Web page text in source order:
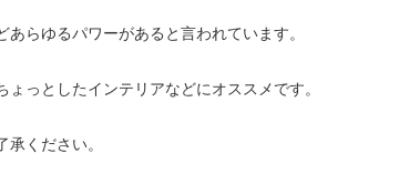
らゆるパワーがあると言われています。
っとしたインテリアなどにオススメです。
ください。